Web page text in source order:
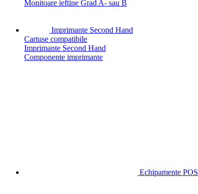
Monitoare ieftine Grad A- sau B
Imprimante Second Hand
Cartuse compatibile
Imprimante Second Hand
Componente imprimante
Echipamente POS